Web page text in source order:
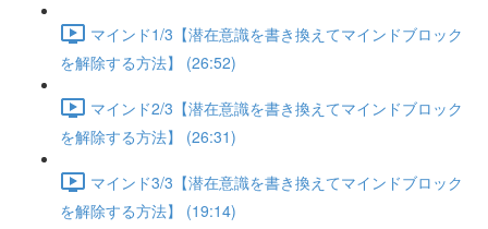
マインド1/3【潜在意識を書き換えてマインドブロック
を解除する方法】 (26:52)
マインド2/3【潜在意識を書き換えてマインドブロック
を解除する方法】 (26:31)
マインド3/3【潜在意識を書き換えてマインドブロック
を解除する方法】 (19:14)